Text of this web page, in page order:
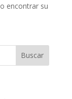
encontrar su